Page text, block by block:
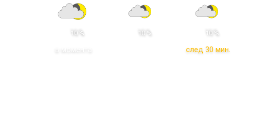
10 % 10 %
след 30 мин.
10 %